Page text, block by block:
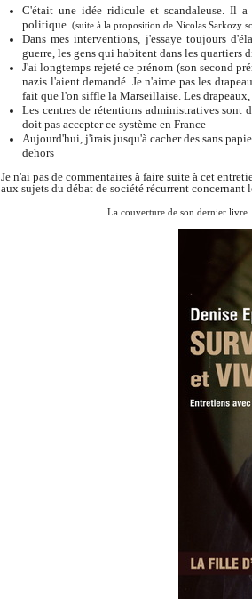
C'était une idée ridicule et scandaleuse. Il
politique (suite à la proposition de Nicolas Sarkozy
Dans mes interventions, j'essaye toujours
guerre, les gens qui habitent dans les quartiers
J'ai longtemps rejeté ce prénom (son second
nazis l'aient demandé. Je n'aime pas les
fait que l'on siffle la Marseillaise. Les
Les centres de rétentions administratives sont
doit pas accepter ce système en France
Aujourd'hui, j'irais jusqu'à cacher des sans
dehors
Je n'ai pas de commentaires à faire suite à cet
aux sujets du débat de société récurrent
La couverture de son dernier livre